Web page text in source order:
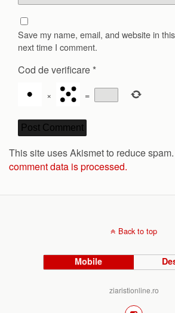
Save my name, email, and website in
next time I comment.
Cod de verificare *
× =
This site uses Akismet to reduce spam.
comment data is processed.
Back to top
Mobile
ziaristionline.ro